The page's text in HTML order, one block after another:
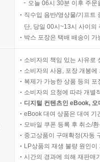
오늘 06시 30분 이후 주
직수입 음반/영상물/기프트
단, 당일 00시~13시 사이의
박스 포장은 택배 배송이
소비자의 책임 있는 사유로
소비자의 사용, 포장 개봉
복제가 가능한 상품 등의
소비자의 요청에 따라 개별
디지털 컨텐츠인 eBook,
eBook 대여 상품은 대여 기
모바일 쿠폰 등록 후 취소/
중고상품이 구매확정(자동
LP상품의 재생 불량 원인
시간의 경과에 의해 재판매